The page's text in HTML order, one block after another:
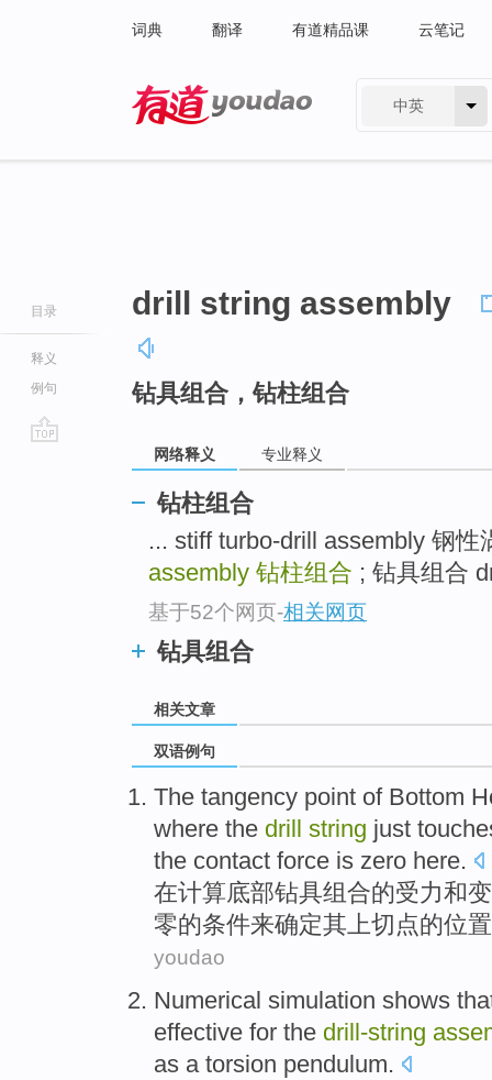
词典 翻译 有道精品课 云笔记
中英
目录
释义
例句
drill string assembly
钻具组合，钻柱组合
网络释义 专业释义
钻柱组合
... stiff turbo-drill assembly 钢
assembly 钻柱组合 ; 钻具组合
基于52个网页-相关网页
钻具组合
相关文章
双语例句
The tangency point of Bottom
where the drill string just
the contact force is zero here.
在计算底部钻具组合的受力和
零的条件来确定其上切点的位置
youdao
Numerical simulation shows
effective for the drill-string
as a torsion pendulum.